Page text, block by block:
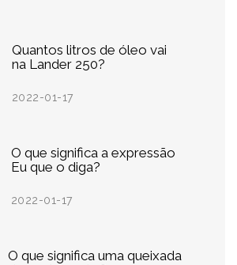
Quantos litros de óleo vai
na Lander 250?
2022-01-17
O que significa a expressão
Eu que o diga?
2022-01-17
O que significa uma queixada